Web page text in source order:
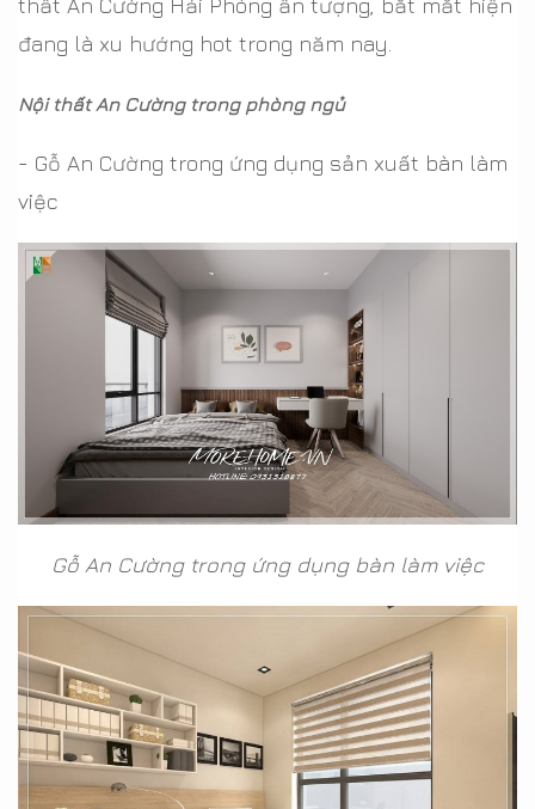
thất An Cường Hải Phòng ấn tượng, bắt mắt hiện
đang là xu hướng hot trong năm nay.
Nội thất An Cường trong phòng ngủ
- Gỗ An Cường trong ứng dụng sản xuất bàn làm
việc
Gỗ An Cường trong ứng dụng bàn làm việc